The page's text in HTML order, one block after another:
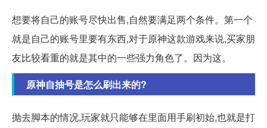
想要将自己的账号尽快出售,自然要满足两个条件。第一个
就是自己的账号里要有东西,对于原神这款游戏来说,买家朋
友比较看重的就是其中的一些强力角色了。因为这。
原神自抽号是怎么刷出来的?
抛去脚本的情况,玩家就只能够在里面用手刷初始,也就是打